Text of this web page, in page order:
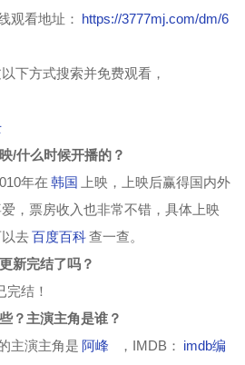
观看地址： https://3777mj.com/dm/6
下方式搜索并免费观看，
/什么时候开播的？
年在 韩国
上映，上映后赢得国内外
，票房收入也非常不错，具体上映
去百度百科查一查。
新完结了吗？
完结！
？主演主角是谁？
主演主角是 阿峰 ，IMDB： imdb编